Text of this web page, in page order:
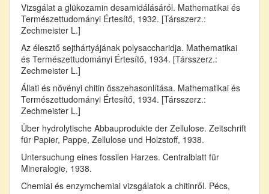
Vizsgálat a glükozamin desamidálásáról. Mathematikai és
Természettudományi Értesítő, 1932. [Társszerz.:
Zechmeister L.]
Az élesztő sejthártyájának polysaccharidja. Mathematikai
és Természettudományi Értesítő, 1934. [Társszerz.:
Zechmeister L.]
Állati és növényi chitin összehasonlítása. Mathematikai és
Természettudományi Értesítő, 1934. [Társszerz.:
Zechmeister L.]
Über hydrolytische Abbauprodukte der Zellulose. Zeitschrift
für Papier, Pappe, Zellulose und Holzstoff, 1938.
Untersuchung eines fossilen Harzes. Centralblatt für
Mineralogie, 1938.
Chemiai és enzymchemiai vizsgálatok a chitinről. Pécs,